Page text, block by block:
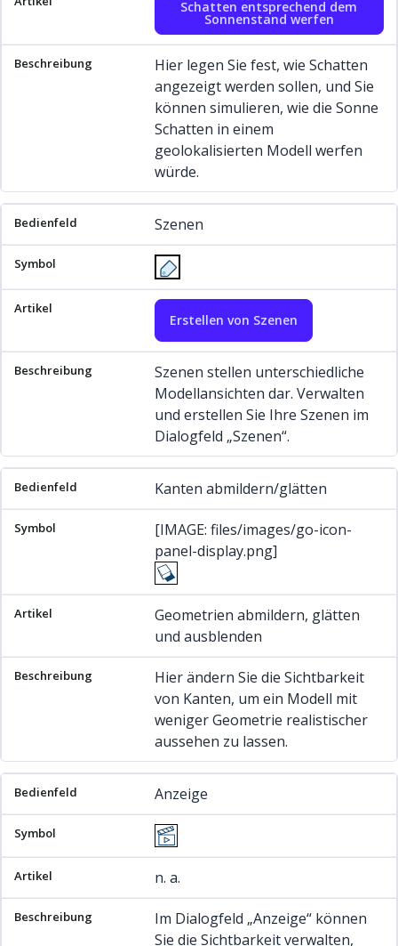
Schatten entsprechend dem
Sonnenstand werfen
Hier legen Sie fest, wie Schatten
angezeigt werden sollen, und Sie
können simulieren, wie die Sonne
Schatten in einem
geolokalisierten Modell werfen
würde.
Szenen
Erstellen von Szenen
Szenen stellen unterschiedliche
Modellansichten dar. Verwalten
und erstellen Sie Ihre Szenen im
Dialogfeld „Szenen“.
Kanten abmildern/glätten
[IMAGE: files/images/go-icon-
panel-display.png]
Geometrien abmildern, glätten
und ausblenden
Hier ändern Sie die Sichtbarkeit
von Kanten, um ein Modell mit
weniger Geometrie realistischer
aussehen zu lassen.
Anzeige
n. a.
Im Dialogfeld „Anzeige“ können
Sie die Sichtbarkeit verwalten,